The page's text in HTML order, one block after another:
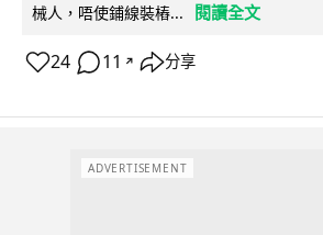
械人，唔使鋪線裝樁...
閱讀全文
24 11 ↗ 分享
ADVERTISEMENT